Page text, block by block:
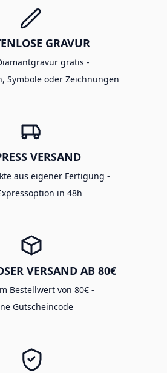
GRAVUR
gratis -
Symbole oder Zeichnungen
VERSAND
aus eigener Fertigung -
in 48h
VERSAND AB 80€
Bestellwert von 80€ -
Gutscheincode